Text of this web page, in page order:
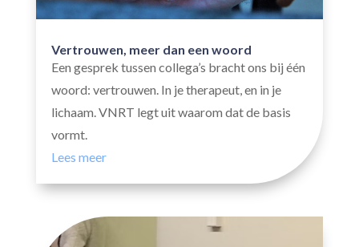
Vertrouwen, meer dan een woord
Een gesprek tussen collega’s bracht ons bij één
woord: vertrouwen. In je therapeut, en in je
lichaam. VNRT legt uit waarom dat de basis
vormt.
Lees meer